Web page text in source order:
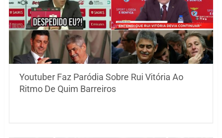
Youtuber Faz Paródia Sobre Rui Vitória Ao
Ritmo De Quim Barreiros